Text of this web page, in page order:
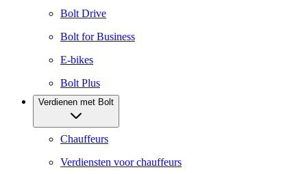
Bolt Drive
Bolt for Business
E-bikes
Bolt Plus
Verdienen met Bolt
Chauffeurs
Verdiensten voor chauffeurs